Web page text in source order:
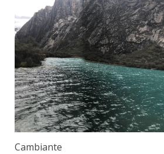
Cambiante